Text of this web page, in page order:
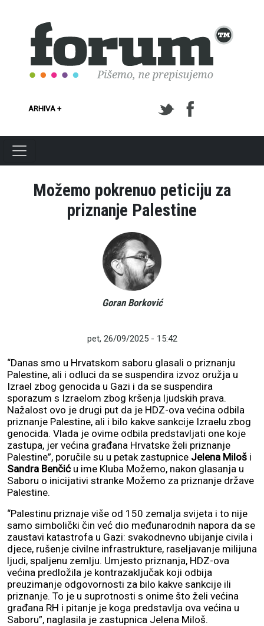
ARHIVA +
Možemo pokrenuo peticiju za
priznanje Palestine
Goran Borković
pet, 26/09/2025 - 15:42
“Danas smo u Hrvatskom saboru glasali o priznanju
Palestine, ali i odluci da se suspendira izvoz oružja u
Izrael zbog genocida u Gazi i da se suspendira
sporazum s Izraelom zbog kršenja ljudskih prava.
Nažalost ovo je drugi put da je HDZ-ova većina odbila
priznanje Palestine, ali i bilo kakve sankcije Izraelu zbog
genocida. Vlada je ovime odbila predstavljati one koje
zastupa, jer većina građana Hrvatske želi priznanje
Palestine”, poručile su u petak zastupnice Jelena Miloš i
Sandra Benčić u ime Kluba Možemo, nakon glasanja u
Saboru o inicijativi stranke Možemo za priznanje države
Palestine.
“Palestinu priznaje više od 150 zemalja svijeta i to nije
samo simbolički čin već dio međunarodnih napora da se
zaustavi katastrofa u Gazi: svakodnevno ubijanje civila i
djece, rušenje civilne infrastrukture, raseljavanje milijuna
ljudi, spaljenu zemlju. Umjesto priznanja, HDZ-ova
većina predložila je kontrazaključak koji odbija
preuzimanje odgovornosti za bilo kakve sankcije ili
priznanje. To je u suprotnosti s onime što želi većina
građana RH i pitanje je koga predstavlja ova većina u
Saboru”, naglasila je zastupnica Jelena Miloš.